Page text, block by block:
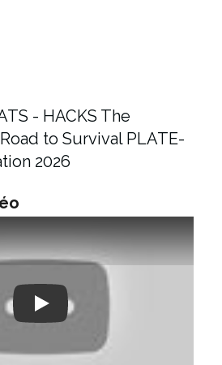
- HACKS The
to Survival PLATE-
2026
Play: Keynote (Google I/O '18)